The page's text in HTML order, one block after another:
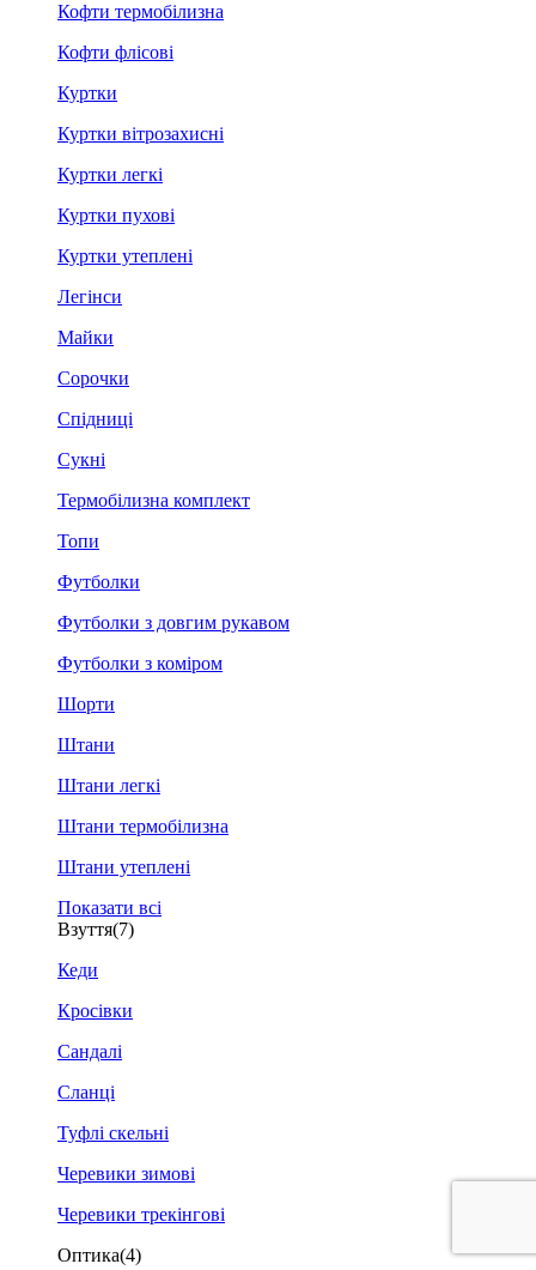
Кофти термобілизна
Кофти флісові
Куртки
Куртки вітрозахисні
Куртки легкі
Куртки пухові
Куртки утеплені
Легінси
Майки
Сорочки
Спідниці
Сукні
Термобілизна комплект
Топи
Футболки
Футболки з довгим рукавом
Футболки з коміром
Шорти
Штани
Штани легкі
Штани термобілизна
Штани утеплені
Показати всі
Взуття(7)
Кеди
Кросівки
Сандалі
Сланці
Туфлі скельні
Черевики зимові
Черевики трекінгові
Оптика(4)